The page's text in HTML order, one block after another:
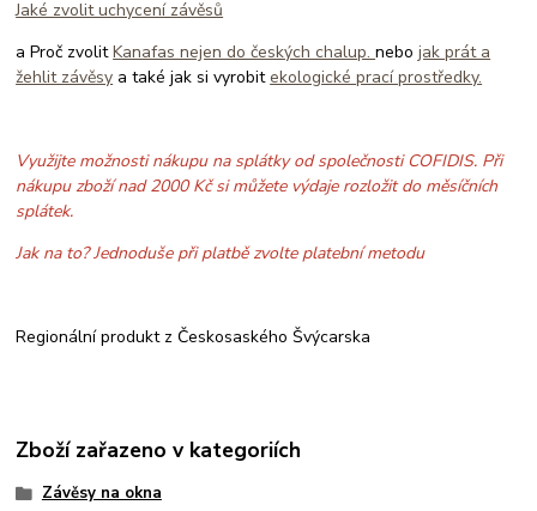
Jaké zvolit uchycení závěsů
a Proč zvolitKanafas nejen do českých chalup.nebojak prát a
žehlit závěsy a také jak si vyrobitekologické prací prostředky.
Využijte možnosti nákupu na splátky od společnosti COFIDIS. Při
nákupu zboží nad 2000 Kč si můžete výdaje rozložit do měsíčních
splátek.
Jak na to? Jednoduše při platbě zvolte platební metodu
Regionální produkt z Českosaského Švýcarska
Zboží zařazeno v kategoriích
Závěsy na okna